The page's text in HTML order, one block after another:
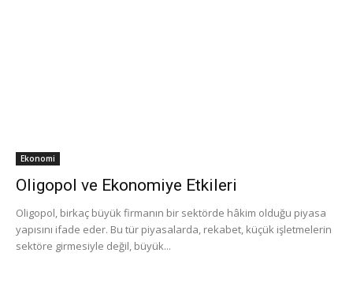
Ekonomi
Oligopol ve Ekonomiye Etkileri
Oligopol, birkaç büyük firmanın bir sektörde hâkim olduğu piyasa
yapısını ifade eder. Bu tür piyasalarda, rekabet, küçük işletmelerin
sektöre girmesiyle değil, büyük...